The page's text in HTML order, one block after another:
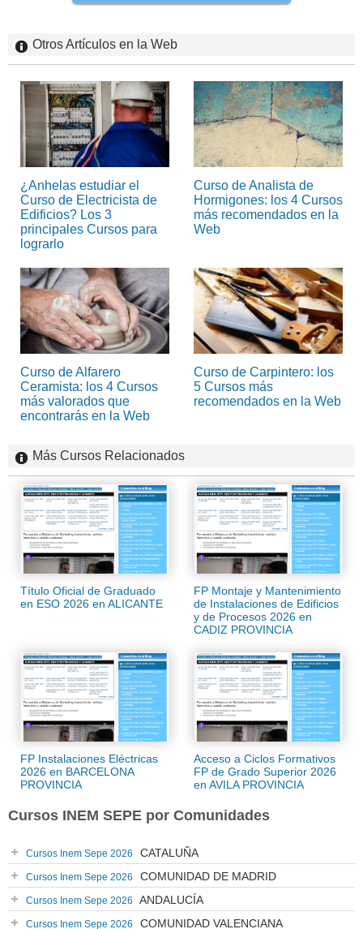
Otros Artículos en la Web
¿Anhelas estudiar el
Curso de Electricista de
Edificios? Los 3
principales Cursos para
lograrlo
Curso de Analista de
Hormigones: los 4 Cursos
más recomendados en la
Web
Curso de Alfarero
Ceramista: los 4 Cursos
más valorados que
encontrarás en la Web
Curso de Carpintero: los
5 Cursos más
recomendados en la Web
Más Cursos Relacionados
Título Oficial de Graduado
en ESO 2026 en ALICANTE
FP Montaje y Mantenimiento
de Instalaciones de Edificios
y de Procesos 2026 en
CADIZ PROVINCIA
FP Instalaciones Eléctricas
2026 en BARCELONA
PROVINCIA
Acceso a Ciclos Formativos
FP de Grado Superior 2026
en AVILA PROVINCIA
Cursos INEM SEPE por Comunidades
Cursos Inem Sepe 2026 CATALUÑA
Cursos Inem Sepe 2026 COMUNIDAD DE MADRID
Cursos Inem Sepe 2026 ANDALUCÍA
Cursos Inem Sepe 2026 COMUNIDAD VALENCIANA